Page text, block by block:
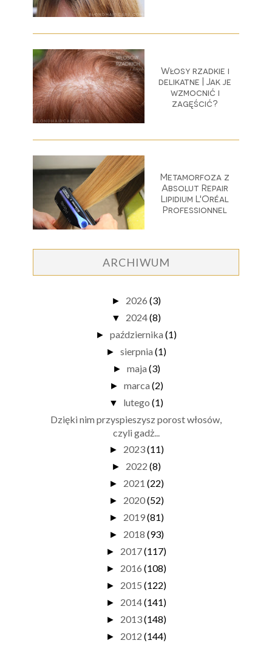
Włosy rzadkie i
delikatne | Jak je
wzmocnić i
zagęścić?
Metamorfoza z
Absolut Repair
Lipidium L'Oréal
Professionnel
ARCHIWUM
► 2026 (3)
▼ 2024(8)
► października (1)
► sierpnia (1)
► maja (3)
► marca (2)
▼ lutego (1)
Dzięki nim przyspieszysz porost włosów,
czyli gadż...
► 2023(11)
► 2022 (8)
► 2021 (22)
► 2020(52)
► 2019(81)
► 2018 (93)
► 2017(117)
► 2016 (108)
► 2015 (122)
► 2014(141)
► 2013(148)
► 2012 (144)